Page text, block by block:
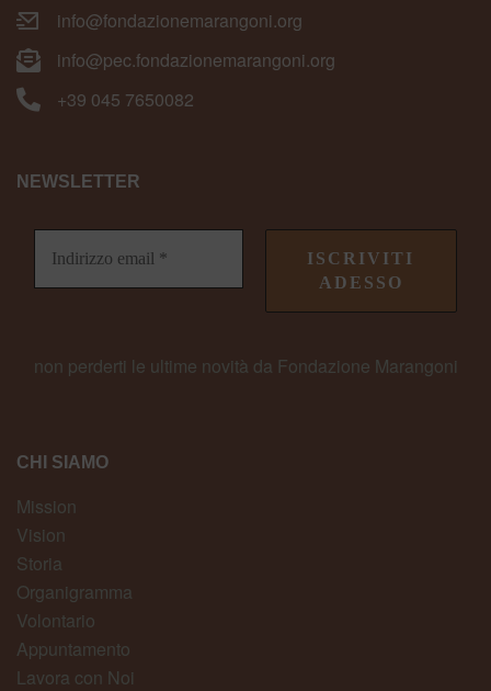
info@fondazionemarangoni.org
info@pec.fondazionemarangoni.org
+39 045 7650082
CHI SIAMO
Mission
Vision
Storia
Organigramma
Volontario
Appuntamento
Lavora con Noi
NEWSLETTER
non perderti le ultime novità da Fondazione Marangoni